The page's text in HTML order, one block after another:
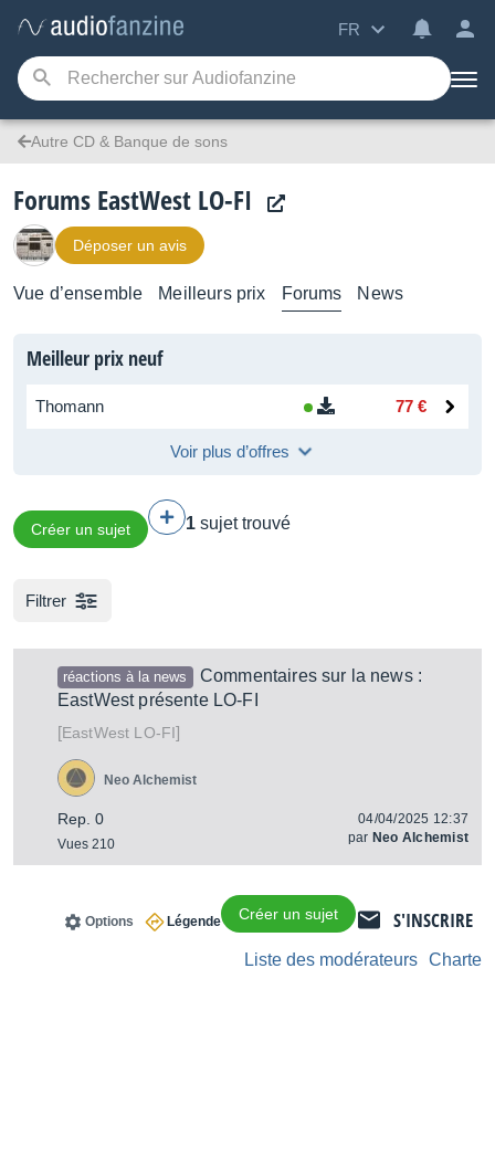
FR
Autre CD & Banque de sons
Forums EastWest LO-FI
Déposer un avis
Vue d’ensemble Meilleurs prix Forums News
Meilleur prix neuf
Thomann 77 €
Voir plus d’offres
Créer un sujet 1 sujet trouvé
Filtrer
réactions à la news
Commentaires sur la news :
EastWest présente LO-FI
[EastWest LO-FI]
Rep. 0
Vues 210
Neo Alchemist
04/04/2025 12:37
par Neo Alchemist
S'INSCRIRE
Créer un sujet
Légende
Options
Charte
Liste des modérateurs